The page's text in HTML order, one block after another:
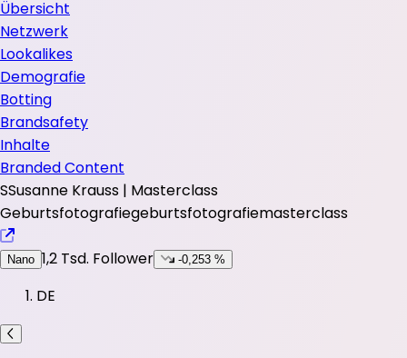
Übersicht
Netzwerk
Lookalikes
Demografie
Botting
Brandsafety
Inhalte
Branded Content
SSusanne Krauss | Masterclass
Geburtsfotografiegeburtsfotografiemasterclass
Nano 1,2 Tsd. Follower -0,253 %
DE